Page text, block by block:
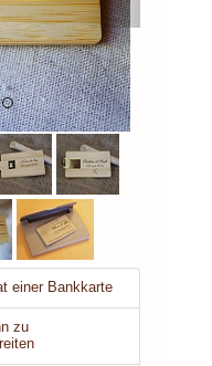
einer Bankkarte
zu